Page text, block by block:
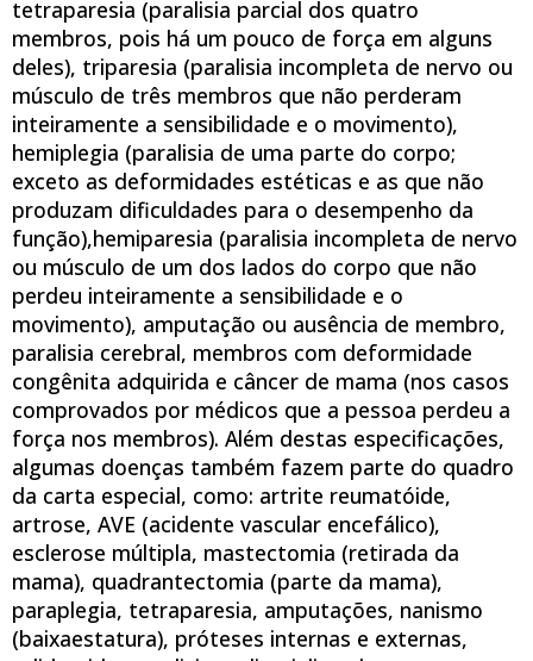
tetraparesia (paralisia parcial dos quatro
membros, pois há um pouco de força em alguns
deles), triparesia (paralisia incompleta de nervo ou
músculo de três membros que não perderam
inteiramente a sensibilidade e o movimento),
hemiplegia (paralisia de uma parte do corpo;
exceto as deformidades estéticas e as que não
produzam dificuldades para o desempenho da
função),hemiparesia (paralisia incompleta de nervo
ou músculo de um dos lados do corpo que não
perdeu inteiramente a sensibilidade e o
movimento), amputação ou ausência de membro,
paralisia cerebral, membros com deformidade
congênita adquirida e câncer de mama (nos casos
comprovados por médicos que a pessoa perdeu a
força nos membros). Além destas especificações,
algumas doenças também fazem parte do quadro
da carta especial, como: artrite reumatóide,
artrose, AVE (acidente vascular encefálico),
esclerose múltipla, mastectomia (retirada da
mama), quadrantectomia (parte da mama),
paraplegia, tetraparesia, amputações, nanismo
(baixaestatura), próteses internas e externas,